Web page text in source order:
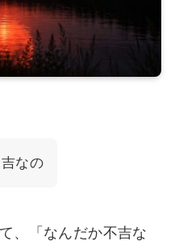
なの
、「なんだか不吉な